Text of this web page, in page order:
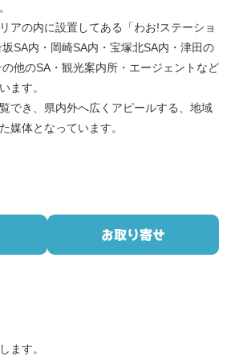
アの内に設置してある「わお!ステーショ
SA内・岡崎SA内・宝塚北SA内・津田の
他のSA・観光案内所・エージェントなど
ます。
でき、県内外へ広くアピールする、地域
媒体となっています。
お取り寄せ
ます。